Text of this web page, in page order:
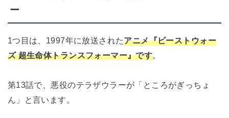
ー
1つ目は、1997年に放送されたアニメ『ビーストウォー
ズ 超生命体トランスフォーマー』です。
第13話で、悪役のテラザウラーが「ところがぎっちょ
ん」と言います。